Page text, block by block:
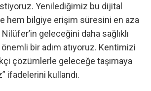
Yenilediğimiz bu dijital
hem bilgiye erişim süresini en aza
geleceğini daha sağlıklı
önemli bir adım atıyoruz. Kentimizi
çözümlerle geleceğe taşımaya
ifadelerini kullandı.